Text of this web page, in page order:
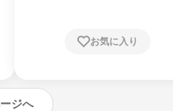
お気に入り
ジへ